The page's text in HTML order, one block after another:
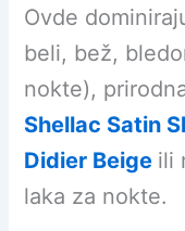
Ovde
beli, bež,
nokte),
Shellac Satin
Didier Beige ili
laka za nokte.